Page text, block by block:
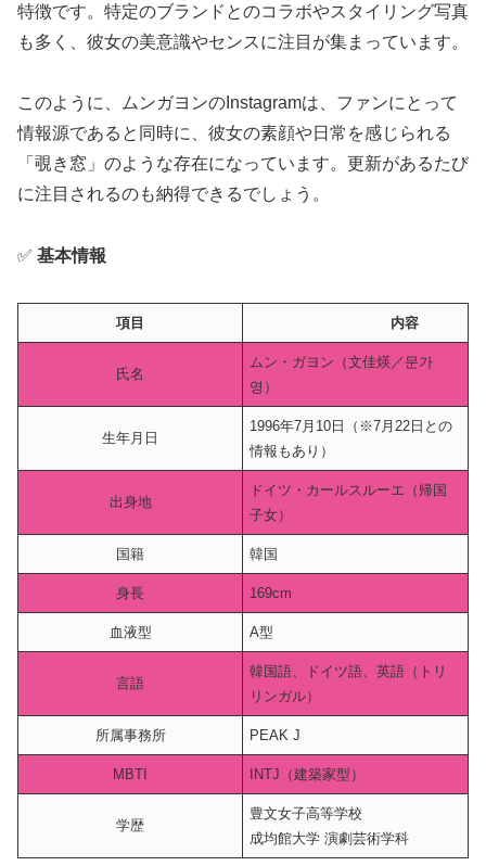
特徴です。特定のブランドとのコラボやスタイリング写真
も多く、彼女の美意識やセンスに注目が集まっています。
このように、ムンガヨンのInstagramは、ファンにとって
情報源であると同時に、彼女の素顔や日常を感じられる
「覗き窓」のような存在になっています。更新があるたび
に注目されるのも納得できるでしょう。
✅ 基本情報
項目 内容
氏名
ムン・ガヨン（文佳煐／문가
영）
生年月日
1996年7月10日（※7月22日との
情報もあり）
出身地
ドイツ・カールスルーエ（帰国
子女）
国籍 韓国
身長 169cm
血液型 A型
言語
韓国語、ドイツ語、英語（トリ
リンガル）
所属事務所 PEAK J
MBTI INTJ（建築家型）
学歴
豊文女子高等学校
成均館大学 演劇芸術学科